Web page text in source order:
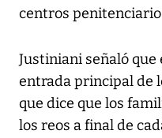
centros
Justiniani señaló
entrada principal de
que dice que los
los reos a final de